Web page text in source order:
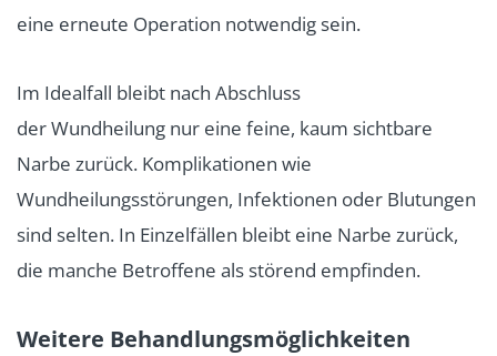
eine erneute Operation notwendig sein.
Im Idealfall bleibt nach Abschluss
der Wundheilung nur eine feine, kaum sichtbare
Narbe zurück. Komplikationen wie
Wundheilungsstörungen, Infektionen oder Blutungen
sind selten. In Einzelfällen bleibt eine Narbe zurück,
die manche Betroffene als störend empfinden.
Weitere Behandlungsmöglichkeiten